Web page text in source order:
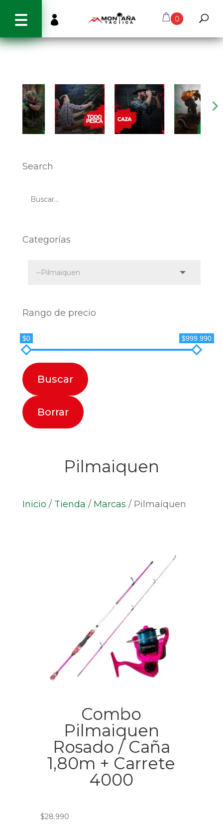
0

Search
Categorías
Rango de precio
$0 $999.990
Buscar
Borrar
Pilmaiquen
Inicio / Tienda / Marcas / Pilmaiquen
Combo
Pilmaiquen
Rosado / Caña
1,80m + Carrete
4000
$28.990